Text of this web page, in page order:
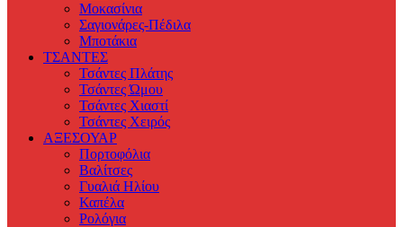
Μοκασίνια
Σαγιονάρες-Πέδιλα
Μποτάκια
ΤΣΑΝΤΕΣ
Τσάντες Πλάτης
Τσάντες Ώμου
Τσάντες Χιαστί
Τσάντες Χειρός
ΑΞΕΣΟΥΑΡ
Πορτοφόλια
Βαλίτσες
Γυαλιά Ηλίου
Καπέλα
Ρολόγια